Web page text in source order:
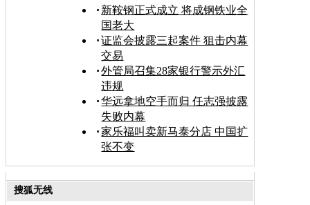
新鞍钢正式成立 将成钢铁业全
国老大
证监会披露三起案件 狙击内幕
交易
外管局召集28家银行警示外汇
违规
华远拿地空手而归 任志强披露
失败内幕
家乐福叫卖新马泰分店 中国扩
张不变
搜狐无线